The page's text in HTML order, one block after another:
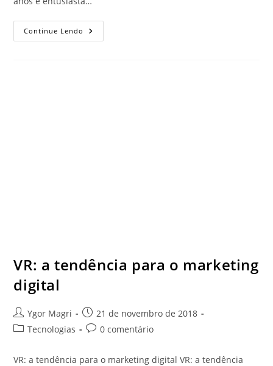
Continue Lendo
VR: a tendência para o marketing
digital
Ygor Magri
21 de novembro de 2018
Tecnologias
0 comentário
VR: a tendência para o marketing digital VR: a tendência